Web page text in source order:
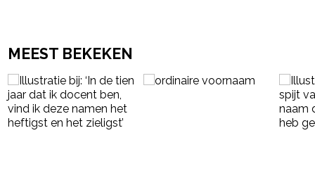
MEEST BEKEKEN